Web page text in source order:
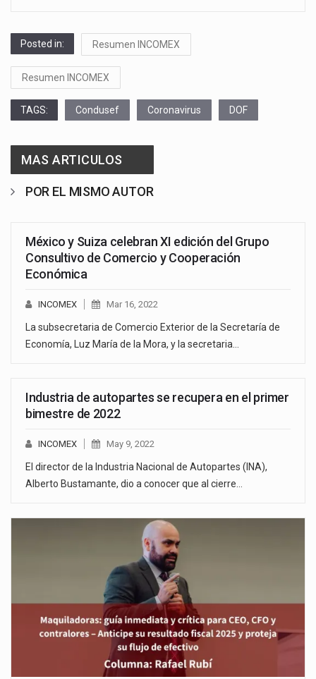
Posted in: Resumen INCOMEX
Resumen INCOMEX
TAGS: Condusef Coronavirus DOF
MAS ARTICULOS
POR EL MISMO AUTOR
México y Suiza celebran XI edición del Grupo
Consultivo de Comercio y Cooperación
Económica
INCOMEX Mar 16, 2022
La subsecretaria de Comercio Exterior de la Secretaría de
Economía, Luz María de la Mora, y la secretaria…
Industria de autopartes se recupera en el primer
bimestre de 2022
INCOMEX May 9, 2022
El director de la Industria Nacional de Autopartes (INA),
Alberto Bustamante, dio a conocer que al cierre…